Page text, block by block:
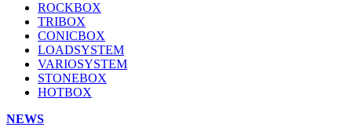
ROCKBOX
TRIBOX
CONICBOX
LOADSYSTEM
VARIOSYSTEM
STONEBOX
HOTBOX
NEWS